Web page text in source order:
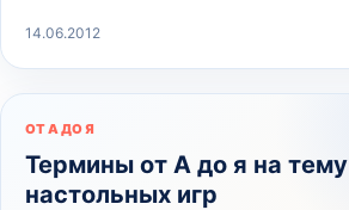
14.06.2012
ОТ А ДО Я
Термины от А до я на тему
настольных игр